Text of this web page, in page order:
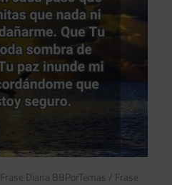
Frase Diaria BBPorTemas / Frase